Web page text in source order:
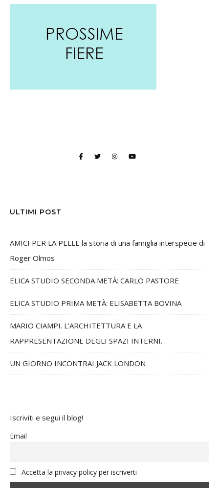
ULTIMI POST
AMICI PER LA PELLE la storia di una famiglia interspecie di
Roger Olmos
ELICA STUDIO SECONDA METÀ: CARLO PASTORE
ELICA STUDIO PRIMA METÀ: ELISABETTA BOVINA
MARIO CIAMPI. L’ARCHITETTURA E LA
RAPPRESENTAZIONE DEGLI SPAZI INTERNI.
UN GIORNO INCONTRAI JACK LONDON
Iscriviti e segui il blog!
Email
Accetta la privacy policy per iscriverti